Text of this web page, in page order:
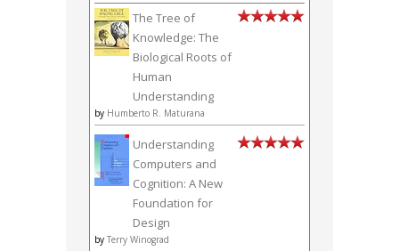
The Tree of
Knowledge: The
Biological Roots of
Human
Understanding
by Humberto R. Maturana
Understanding
Computers and
Cognition: A New
Foundation for
Design
by Terry Winograd